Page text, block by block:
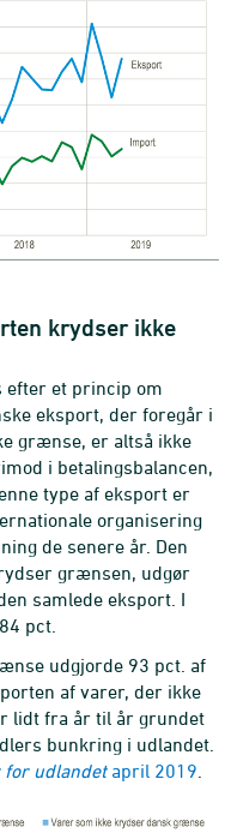
krydser ikke
efter et princip om
eksport, der foregår i
grænse, er altså ikke
i betalingsbalancen,
type af eksport er
organisering
de senere år. Den
grænsen, udgør
samlede eksport. I
pct.
udgjorde 93 pct. af
af varer, der ikke
lidt fra år til år grundet
bunkring i udlandet.
for udlandetapril 2019